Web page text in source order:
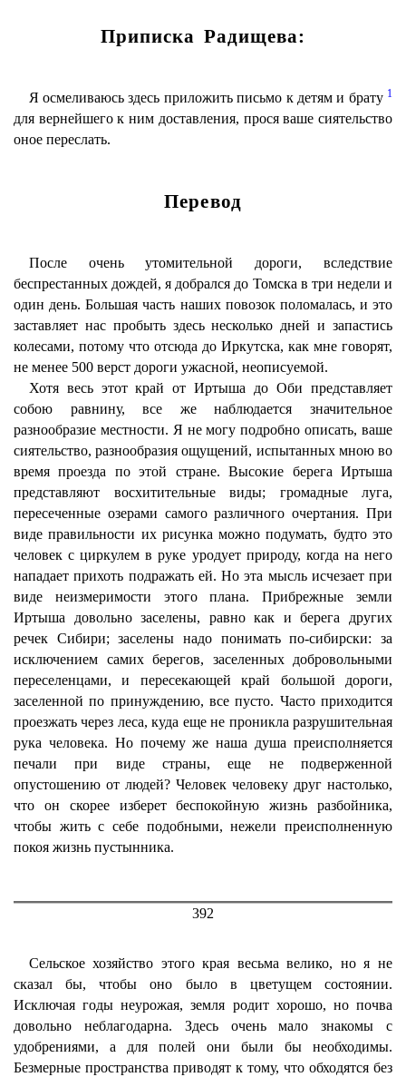
Приписка Радищева:
Я осмеливаюсь здесь приложить письмо к детям и брату 1
для вернейшего к ним доставления, прося ваше сиятельство
оное переслать.
Перевод
После очень утомительной дороги, вследствие
беспрестанных дождей, я добрался до Томска в три недели и
один день. Большая часть наших повозок поломалась, и это
заставляет нас пробыть здесь несколько дней и запастись
колесами, потому что отсюда до Иркутска, как мне говорят,
не менее 500 верст дороги ужасной, неописуемой.
Хотя весь этот край от Иртыша до Оби представляет
собою равнину, все же наблюдается значительное
разнообразие местности. Я не могу подробно описать, ваше
сиятельство, разнообразия ощущений, испытанных мною во
время проезда по этой стране. Высокие берега Иртыша
представляют восхитительные виды; громадные луга,
пересеченные озерами самого различного очертания. При
виде правильности их рисунка можно подумать, будто это
человек с циркулем в руке уродует природу, когда на него
нападает прихоть подражать ей. Но эта мысль исчезает при
виде неизмеримости этого плана. Прибрежные земли
Иртыша довольно заселены, равно как и берега других
речек Сибири; заселены надо понимать по-сибирски: за
исключением самих берегов, заселенных добровольными
переселенцами, и пересекающей край большой дороги,
заселенной по принуждению, все пусто. Часто приходится
проезжать через леса, куда еще не проникла разрушительная
рука человека. Но почему же наша душа преисполняется
печали при виде страны, еще не подверженной
опустошению от людей? Человек человеку друг настолько,
что он скорее изберет беспокойную жизнь разбойника,
чтобы жить с себе подобными, нежели преисполненную
покоя жизнь пустынника.
392
Сельское хозяйство этого края весьма велико, но я не
сказал бы, чтобы оно было в цветущем состоянии.
Исключая годы неурожая, земля родит хорошо, но почва
довольно неблагодарна. Здесь очень мало знакомы с
удобрениями, а для полей они были бы необходимы.
Безмерные пространства приводят к тому, что обходятся без